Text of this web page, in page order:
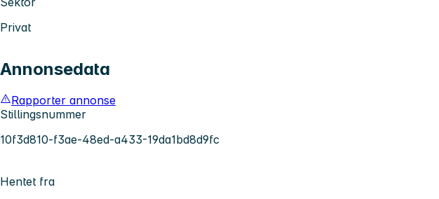
Privat
Annonsedata
Rapporter annonse
Stillingsnummer
10f3d810-f3ae-48ed-a433-19da1bd8d9fc
Hentet fra